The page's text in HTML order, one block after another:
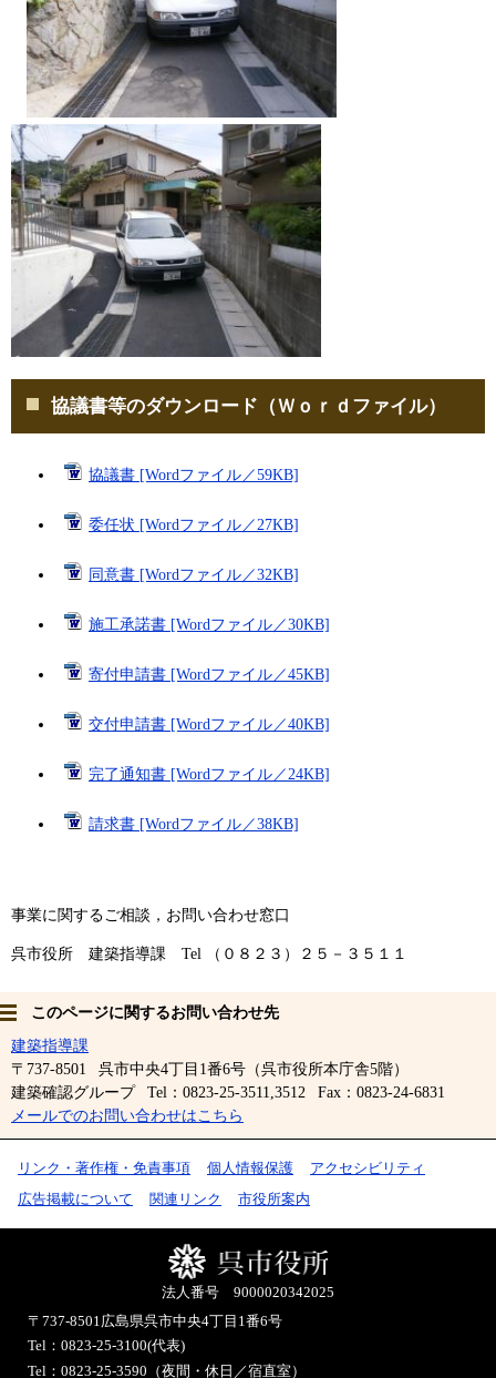
協議書等のダウンロード（Ｗｏｒｄファイル）
協議書 [Wordファイル／59KB]
委任状 [Wordファイル／27KB]
同意書 [Wordファイル／32KB]
施工承諾書 [Wordファイル／30KB]
寄付申請書 [Wordファイル／45KB]
交付申請書 [Wordファイル／40KB]
完了通知書 [Wordファイル／24KB]
請求書 [Wordファイル／38KB]
事業に関するご相談，お問い合わせ窓口
呉市役所 建築指導課 Tel （０８２３）２５－３５１１
このページに関するお問い合わせ先
建築指導課
〒737-8501
呉市中央4丁目1番6号（呉市役所本庁舎5階）
建築確認グループ
Tel：0823-25-3511,3512
Fax：0823-24-6831
メールでのお問い合わせはこちら
リンク・著作権・免責事項 個人情報保護
アクセシビリティ
広告掲載について
関連リンク 市役所案内
法人番号 9000020342025
〒737-8501広島県呉市中央4丁目1番6号
Tel：0823-25-3100(代表)
Tel：0823-25-3590（夜間・休日／宿直室）